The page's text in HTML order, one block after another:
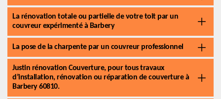
La rénovation totale ou partielle de votre toit par un
couvreur expérimenté à Barbery
La pose de la charpente par un couvreur professionnel
Justin rénovation Couverture, pour tous travaux
d’installation, rénovation ou réparation de couverture à
Barbery 60810.